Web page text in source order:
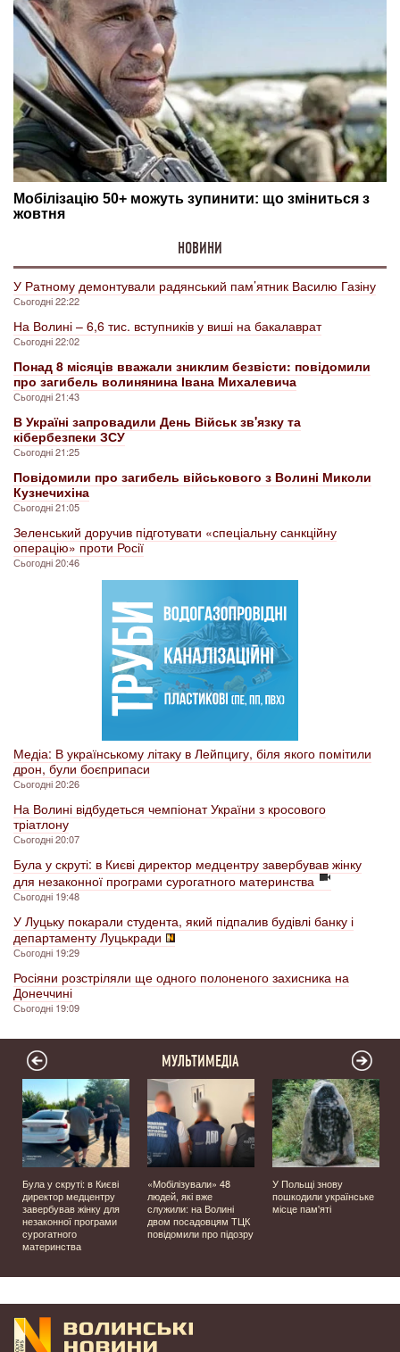
НОВИНИ
У Ратному демонтували радянський пам’ятник Василю Газіну
Сьогодні 22:22
На Волині – 6,6 тис. вступників у виші на бакалаврат
Сьогодні 22:02
Понад 8 місяців вважали зниклим безвісти: повідомили
про загибель волинянина Івана Михалевича
Сьогодні 21:43
В Україні запровадили День Військ зв'язку та
кібербезпеки ЗСУ
Сьогодні 21:25
Повідомили про загибель військового з Волині Миколи
Кузнечихіна
Сьогодні 21:05
Зеленський доручив підготувати «спеціальну санкційну
операцію» проти Росії
Сьогодні 20:46
Медіа: В українському літаку в Лейпцигу, біля якого помітили
дрон, були боєприпаси
Сьогодні 20:26
На Волині відбудеться чемпіонат України з кросового
тріатлону
Сьогодні 20:07
Була у скруті: в Києві директор медцентру завербував жінку
для незаконної програми сурогатного материнства
Сьогодні 19:48
У Луцьку покарали студента, який підпалив будівлі банку і
департаменту Луцькради
Сьогодні 19:29
Росіяни розстріляли ще одного полоненого захисника на
Донеччині
Сьогодні 19:09
МУЛЬТИМЕДІА
Була у скруті: в Києві
директор медцентру
завербував жінку для
незаконної програми
сурогатного
материнства
«Мобілізували» 48
людей, які вже
служили: на Волині
двом посадовцям ТЦК
повідомили про підозру
У Польщі знову
пошкодили українське
місце пам'яті